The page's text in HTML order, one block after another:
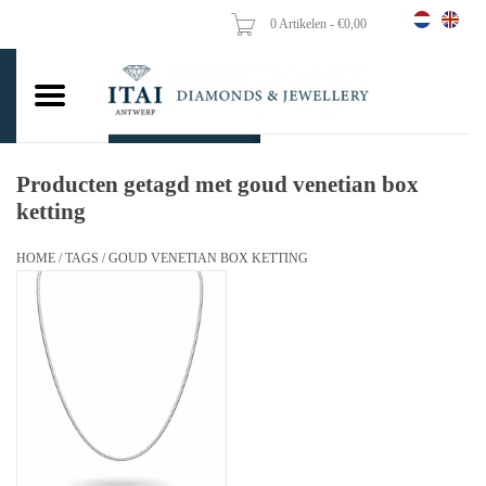
0 Artikelen - €0,00
Trouwringen
Hangers
Kettingen
Oorbellen
Vrouw ringen
Gouden Munten
Producten getagd met goud venetian box
ketting
HOME /TAGS /GOUD VENETIAN BOX KETTING